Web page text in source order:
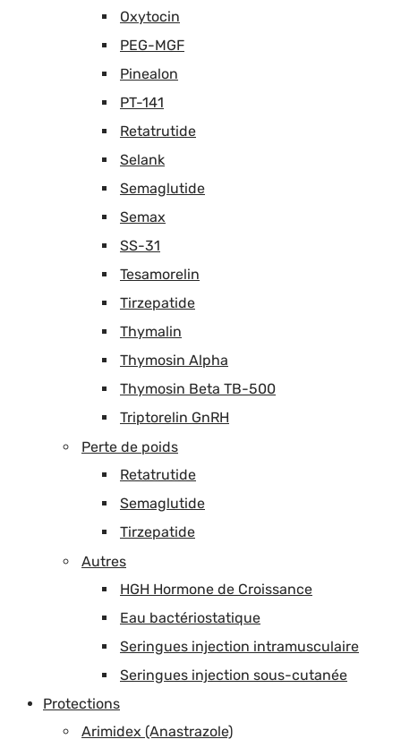
Oxytocin
PEG-MGF
Pinealon
PT-141
Retatrutide
Selank
Semaglutide
Semax
SS-31
Tesamorelin
Tirzepatide
Thymalin
Thymosin Alpha
Thymosin Beta TB-500
Triptorelin GnRH
Perte de poids
Retatrutide
Semaglutide
Tirzepatide
Autres
HGH Hormone de Croissance
Eau bactériostatique
Seringues injection intramusculaire
Seringues injection sous-cutanée
Protections
Arimidex (Anastrazole)